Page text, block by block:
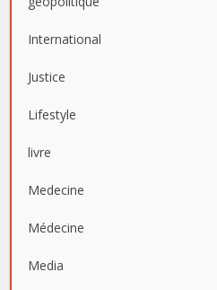
International
Justice
Lifestyle
livre
Medecine
Médecine
Media